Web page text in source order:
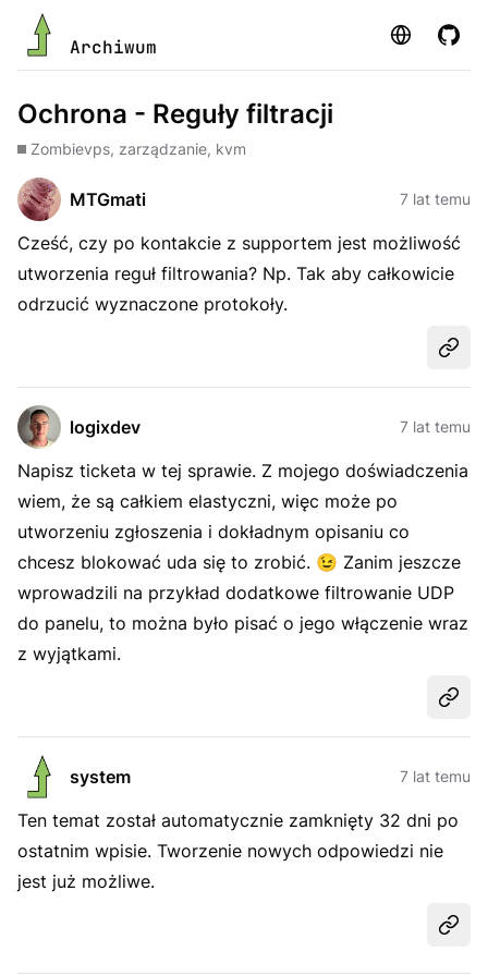
Archiwum Strona
Ochrona - Reguły filtracji
Zombievps, zarządzanie, kvm
MTGmati 7 lat temu
Cześć, czy po kontakcie z supportem jest możliwość
utworzenia reguł filtrowania? Np. Tak aby całkowicie
odrzucić wyznaczone protokoły.
logixdev 7 lat temu
Napisz ticketa w tej sprawie. Z mojego doświadczenia
wiem, że są całkiem elastyczni, więc może po
utworzeniu zgłoszenia i dokładnym opisaniu co
chcesz blokować uda się to zrobić. 😉 Zanim jeszcze
wprowadzili na przykład dodatkowe filtrowanie UDP
do panelu, to można było pisać o jego włączenie wraz
z wyjątkami.
system 7 lat temu
Ten temat został automatycznie zamknięty 32 dni po
ostatnim wpisie. Tworzenie nowych odpowiedzi nie
jest już możliwe.